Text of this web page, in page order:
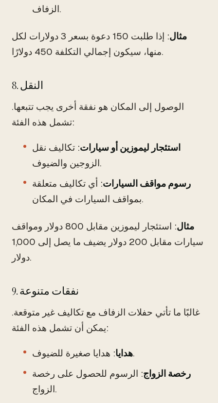
الزفاف.
مثال
: إذا طلبت 150 دعوة بسعر 3 دولارات لكل
منها، سيكون إجمالي التكلفة 450 دولارًا.
8. النقل
الوصول إلى المكان هو نفقة أخرى يجب تتبعها.
تشمل هذه الفئة:
استئجار ليموزين أو سيارات: تكاليف نقل
الزوجين والضيوف.
رسوم مواقف السيارات: أي تكاليف متعلقة
بمواقف السيارات في المكان.
مثال
: استئجار ليموزين مقابل 800 دولار ومواقف
سيارات مقابل 200 دولار يضيف ما يصل إلى 1,000
دولار.
9. نفقات متنوعة
غالبًا ما تأتي حفلات الزفاف مع تكاليف غير متوقعة.
يمكن أن تشمل هذه الفئة:
هدايا: هدايا صغيرة للضيوف.
رخصة الزواج: الرسوم للحصول على رخصة
الزواج.